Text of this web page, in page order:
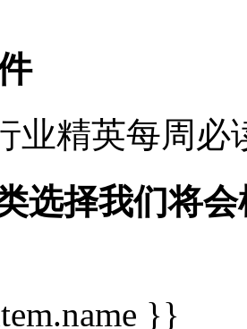
业精英每周
选择我们将
}}